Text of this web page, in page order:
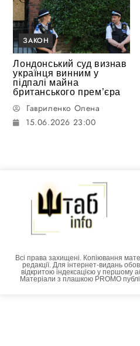
ЗАКОН
Лондонський суд визнав
українця винним у
підпалі майна
британського прем’єра
Гавриленко Олена
15.06.2026 23:00
Всі права захищені. Копіювання
редакції. Для інтернет-видань
відкритою індексацією у першому
Матеріали з плашкою PROMO